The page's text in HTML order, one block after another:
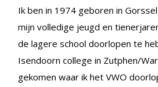
Ik ben in 1974 geboren in
mijn volledige jeugd en
de lagere school doorlopen te
Isendoorn college in Zutphen/
gekomen waar ik het VWO